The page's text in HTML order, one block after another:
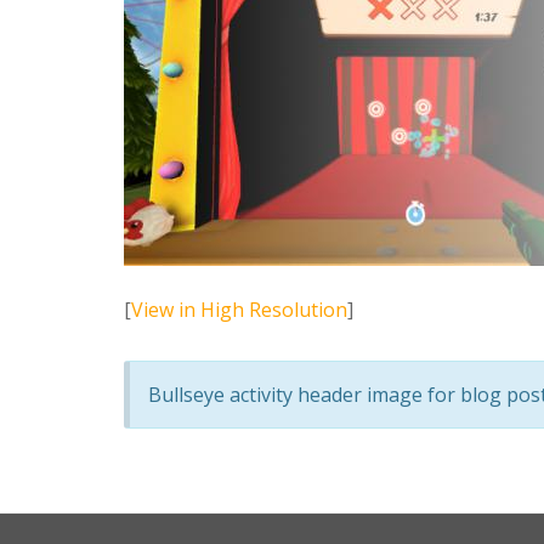
[View in High Resolution]
Bullseye activity header image for blog